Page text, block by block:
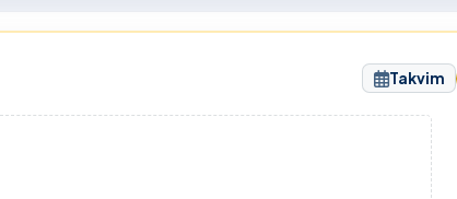
katkı ve proje
Takvim